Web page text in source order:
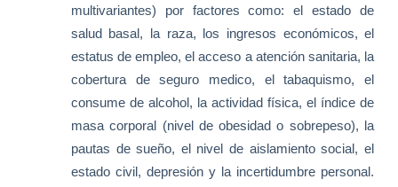
multivariantes) por factores como: el estado de
salud basal, la raza, los ingresos económicos, el
estatus de empleo, el acceso a atención sanitaria, la
cobertura de seguro medico, el tabaquismo, el
consume de alcohol, la actividad física, el índice de
masa corporal (nivel de obesidad o sobrepeso), la
pautas de sueño, el nivel de aislamiento social, el
estado civil, depresión y la incertidumbre personal.